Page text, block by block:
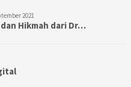
2021
Hikmah dari Dr…